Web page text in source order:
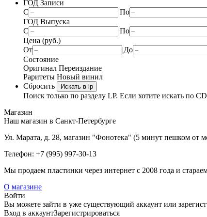
ГОД Записи
С
|По
ГОД Выпуска
С
|По
Цена (руб.)
От
|До
Состояние
Оригинал Переиздание
Раритеты Новый винил
Сбросить
Искать в lp
Поиск только по разделу LP. Если хотите искать по
Магазин
Наш магазин в Санкт-Петербурге
Ул. Марата, д. 28, магазин "Фонотека" (5 минут пешком от
Телефон: +7 (995) 997-30-13
Мы продаем пластинки через интернет c 2008 года и
О магазине
Войти
Вы можете зайти в уже существующий аккаунт или
Вход в аккаунтЗарегистрироваться